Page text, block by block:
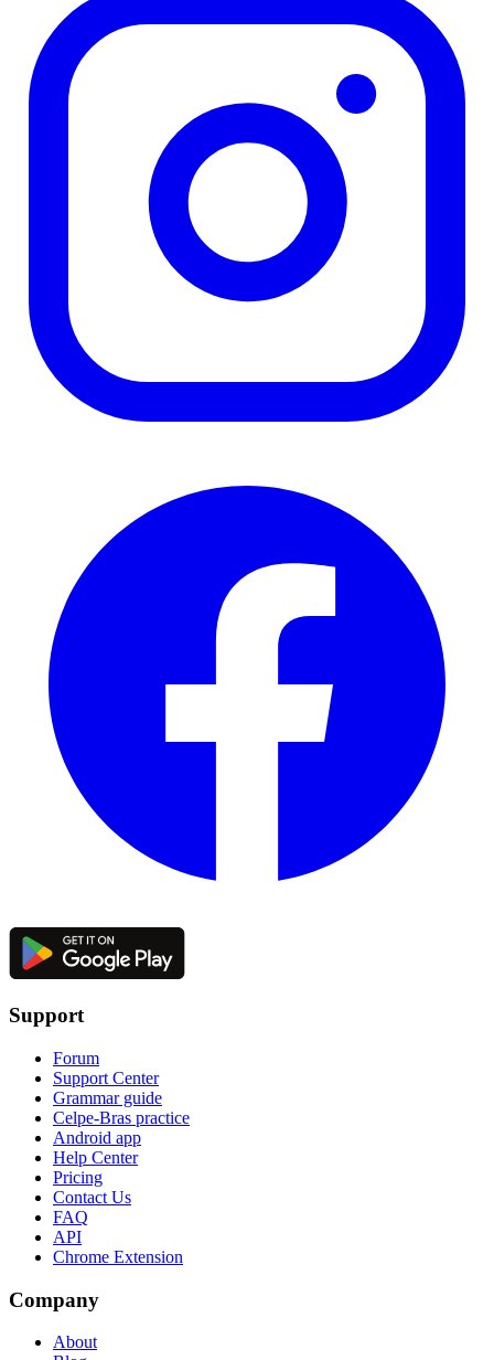
Support
Forum
Support Center
Grammar guide
Celpe-Bras practice
Android app
Help Center
Pricing
Contact Us
FAQ
API
Chrome Extension
Company
About